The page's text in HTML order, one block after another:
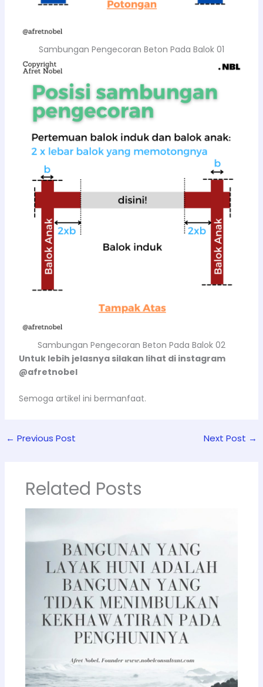
Sambungan Pengecoran Beton Pada Balok 01
Sambungan Pengecoran Beton Pada Balok 02
Untuk lebih jelasnya silakan lihat di instagram
@afretnobel
Semoga artikel ini bermanfaat.
← Previous Post Next Post →
Related Posts